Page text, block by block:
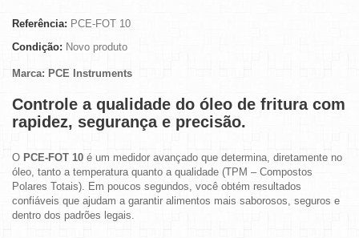
Referência: PCE-FOT 10
Condição: Novo produto
Marca: PCE Instruments
Controle a qualidade do óleo de fritura com
rapidez, segurança e precisão.
O PCE-FOT 10 é um medidor avançado que determina, diretamente no
óleo, tanto a temperatura quanto a qualidade (TPM – Compostos
Polares Totais). Em poucos segundos, você obtém resultados
confiáveis que ajudam a garantir alimentos mais saborosos, seguros e
dentro dos padrões legais.